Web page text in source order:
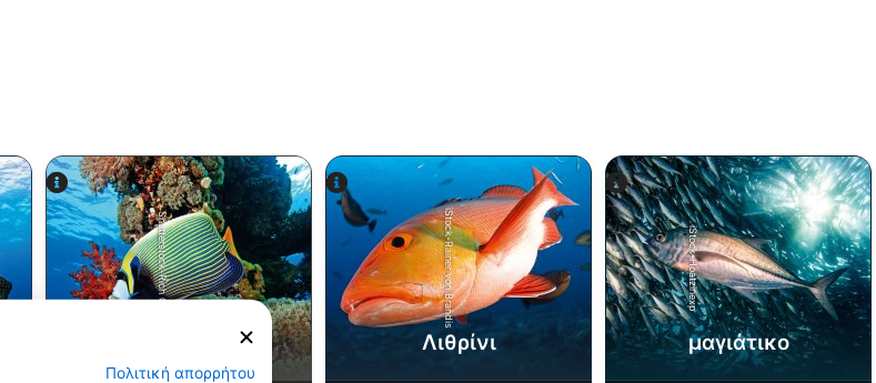
Shutterstock-Rich Carey
Αγγελόψαρο
iStock-Rainer von Brandis
Λιθρίνι
iStock-Hoatzinexp
μαγιάτικο
Πολιτική απορρήτου